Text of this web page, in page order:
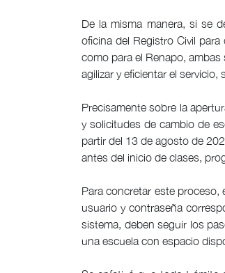
De la misma manera, si se
oficina del Registro Civil
como para el Renapo,
agilizar y eficientar el
Precisamente sobre la
y solicitudes de cambio de
partir del 13 de agosto de
antes del inicio de clases,
Para concretar este proceso,
usuario y contraseña
sistema, deben seguir los
una escuela con espacio